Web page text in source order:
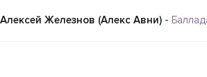
Алексей Железнов (Алекс Авни) -